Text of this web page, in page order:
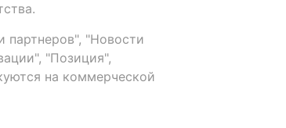
"Новости
"Позиция",
на коммерческой